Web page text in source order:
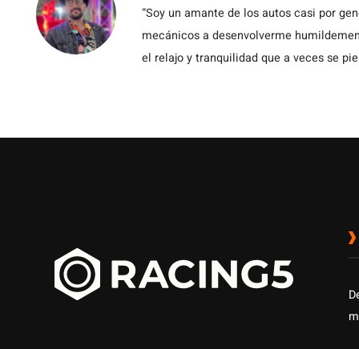
“Soy un amante de los autos casi por
mecánicos a desenvolverme
el relajo y tranquilidad que a veces se